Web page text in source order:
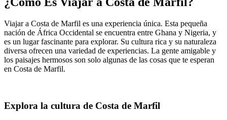
Viajar a Costa de Marfil es una experiencia única. Esta pequeña
nación de África Occidental se encuentra entre Ghana y Nigeria, y
es un lugar fascinante para explorar. Su cultura rica y su naturaleza
diversa ofrecen una variedad de experiencias. La gente amigable y
los paisajes hermosos son solo algunas de las cosas que te esperan
en Costa de Marfil.
Explora la cultura de Costa de Marfil